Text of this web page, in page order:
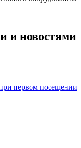
и новостями
первом посещении